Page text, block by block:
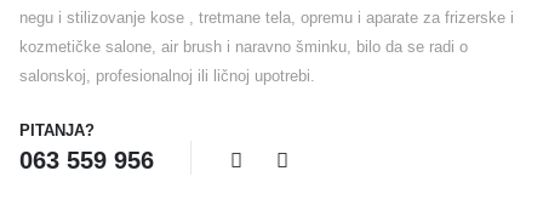
negu i stilizovanje kose , tretmane tela, opremu i aparate za frizerske i
kozmetičke salone, air brush i naravno šminku, bilo da se radi o
salonskoj, profesionalnoj ili ličnoj upotrebi.
PITANJA?
063 559 956